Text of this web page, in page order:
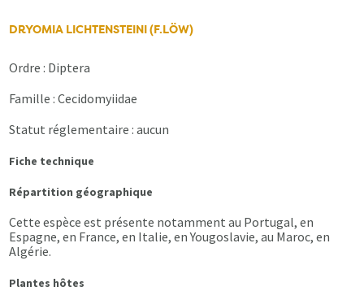
DRYOMIA LICHTENSTEINI (F.LÖW)
Ordre : Diptera
Famille : Cecidomyiidae
Statut réglementaire : aucun
Fiche technique
Répartition géographique
Cette espèce est présente notamment au Portugal, en
Espagne, en France, en Italie, en Yougoslavie, au Maroc, en
Algérie.
Plantes hôtes